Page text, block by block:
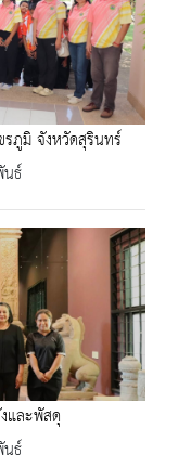
รภูมิ จังหวัดสุรินทร์
ธ์
และพัสดุ
ธ์